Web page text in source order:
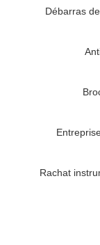
Débarras
Rachat